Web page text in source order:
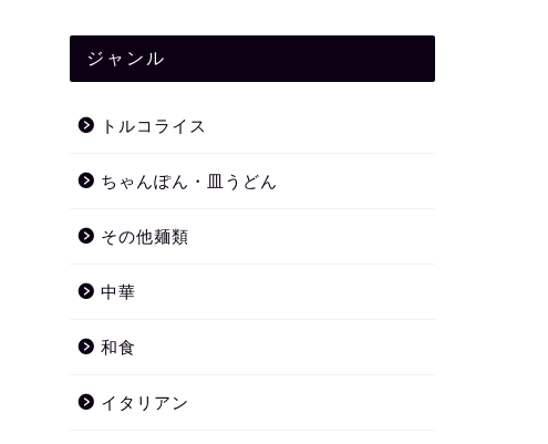
ジャンル
トルコライス
ちゃんぽん・皿うどん
その他麺類
中華
和食
イタリアン